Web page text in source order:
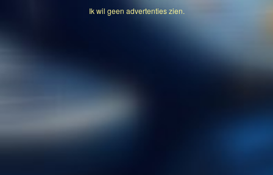
Ik wil geen advertenties zien.